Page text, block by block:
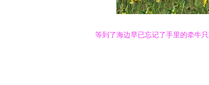
等到了海边早已忘记了手里的牵牛